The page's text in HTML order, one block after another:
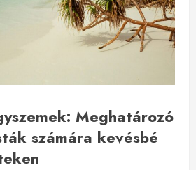
Meghatározó
számára kevésbé